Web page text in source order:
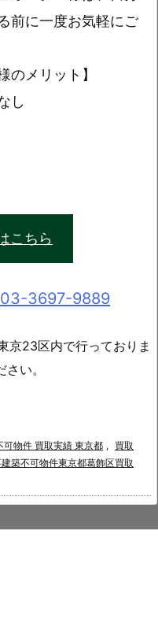
前に一度お気軽にご
メリット】
し
こちら
03-3697-9889
京23区内で行っておりま
い。
可物件 買取実績 東京都 ,
買取
築不可物件東京都葛飾区買取